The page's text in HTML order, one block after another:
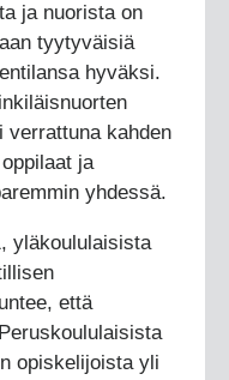
ja nuorista on
tyytyväisiä
hyväksi.
verrattuna kahden
ja
yhdessä.
yläkoululaisista
että
opiskelijoista yli